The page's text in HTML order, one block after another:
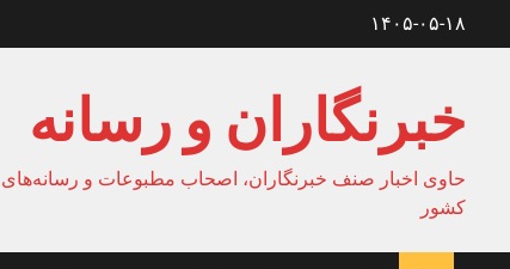
۱۴۰۵-۰۵-۱۸
خبرنگاران و رسانه
حاوی اخبار صنف خبرنگاران، اصحاب مطبوعات و رسانه‌های
کشور